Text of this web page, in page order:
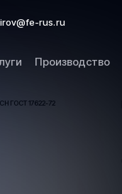
rus.ru
Производство